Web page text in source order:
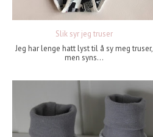
Slik syr jeg truser
Jeg har lenge hatt lyst til å sy meg truser,
men syns...